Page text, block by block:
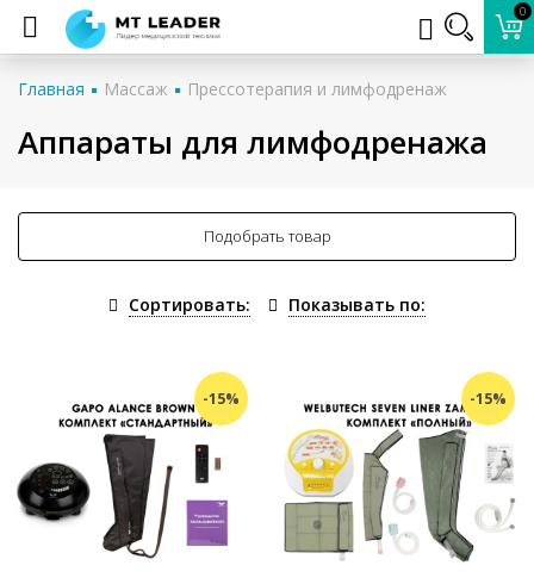
0
Главная Массаж Прессотерапия и лимфодренаж
Аппараты для лимфодренажа
Подобрать товар
Сортировать: Показывать по:
-15% -15%